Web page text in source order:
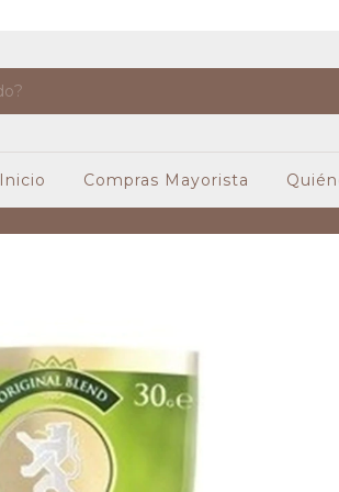
Inicio Compras Mayorista